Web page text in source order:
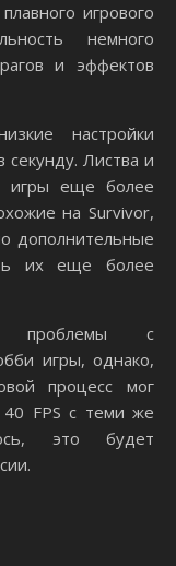
игрового
немного
и эффектов
настройки
секунду. Листва и
игры еще более
на Survivor,
дополнительные
их еще более
с
игры, однако,
процесс мог
40 FPS с теми же
это будет